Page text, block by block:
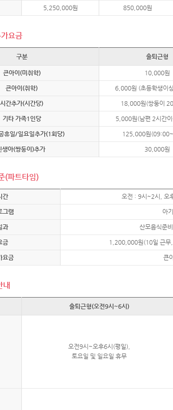
5,250,000원 850,000원
요금
구분 출퇴근형
큰아이(미취학) 10,000원
큰아이(취학) 6,000원 (초등학생이
시간추가(시간당) 18,000원(쌍둥이
기타 가족1인당 5,000원(남편 2시간
휴일/일요일추가(1회당) 125,000원
생아(쌍둥이)추가 30,000원
(파트타임)
간 오전 : 9시~2시, 오
그램 아
과 산모음식준
금 1,200,000원(10일 근무
요금 큰
내
출퇴근형(오전9시~6시)
오전9시~오후6시(평일),
토요일 및 일요일 휴무